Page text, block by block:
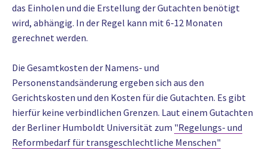
das Einholen und die Erstellung der Gutachten benötigt
wird, abhängig. In der Regel kann mit 6-12 Monaten
gerechnet werden.
Die Gesamtkosten der Namens- und
Personenstandsänderung ergeben sich aus den
Gerichtskosten und den Kosten für die Gutachten. Es gibt
hierfür keine verbindlichen Grenzen. Laut einem Gutachten
der Berliner Humboldt Universität zum "Regelungs- und
Reformbedarf für transgeschlechtliche Menschen"